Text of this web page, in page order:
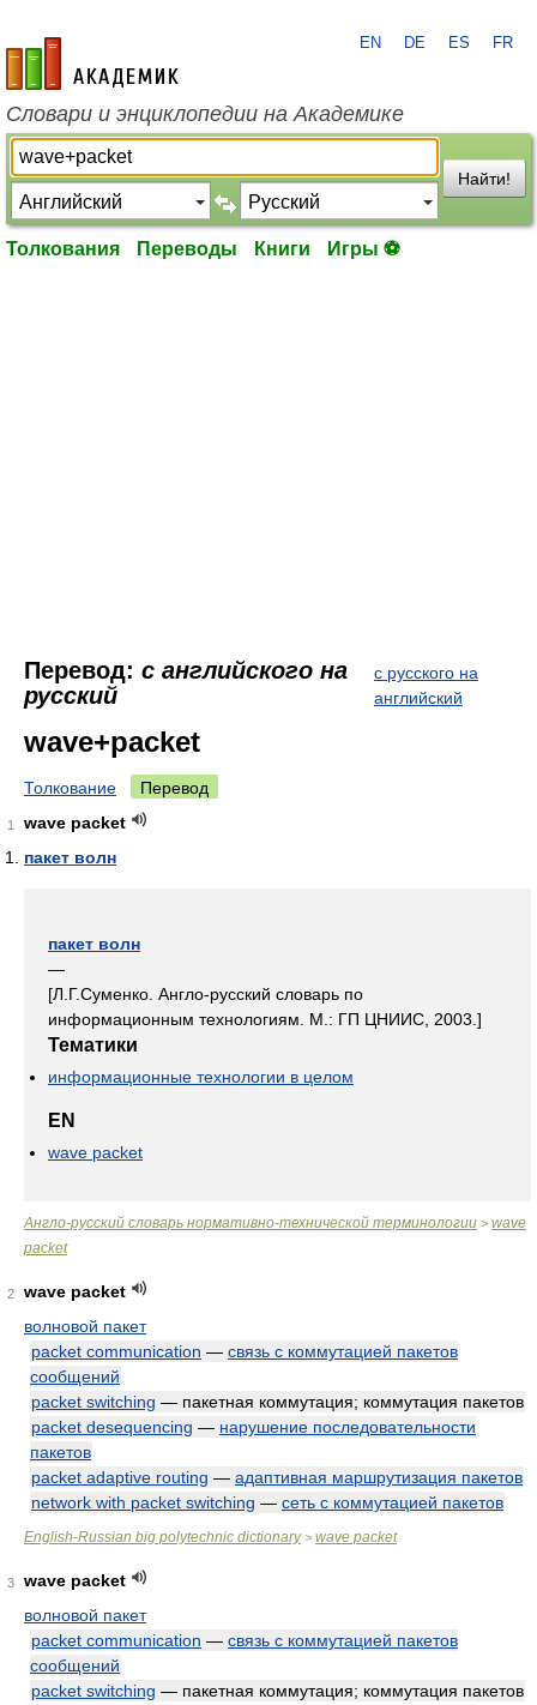
academic.ru
EN DE ES FR
Словари и энциклопедии на Академике
Найти!
Толкования Переводы Книги Игры ⚽
Перевод: с английского на
русский
с русского на
английский
wave+packet
Толкование Перевод
1
wave packet
пакет волн
пакет волн
—
[Л.Г.Суменко. Англо-русский словарь по
информационным технологиям. М.: ГП ЦНИИС, 2003.]
Тематики
информационные технологии в целом
EN
wave packet
Англо-русский словарь нормативно-технической терминологии > wave
packet
2
wave packet
волновой пакет
packet communication — связь с коммутацией пакетов
сообщений
packet switching — пакетная коммутация; коммутация пакетов
packet desequencing — нарушение последовательности
пакетов
packet adaptive routing — адаптивная маршрутизация пакетов
network with packet switching — сеть с коммутацией пакетов
English-Russian big polytechnic dictionary> wave packet
3
wave packet
волновой пакет
packet communication — связь с коммутацией пакетов
сообщений
packet switching — пакетная коммутация; коммутация пакетов